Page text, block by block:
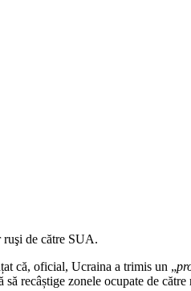
de către SUA.
că, oficial, Ucraina a trimis un „
recâștige zonele ocupate de